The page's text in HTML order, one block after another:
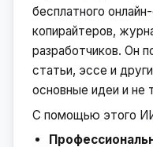
бесплатного
копирайтеров,
разработчиков. Он
статьи, эссе и
основные идеи и не
С помощью этого